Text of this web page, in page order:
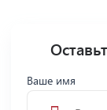
Ваше имя